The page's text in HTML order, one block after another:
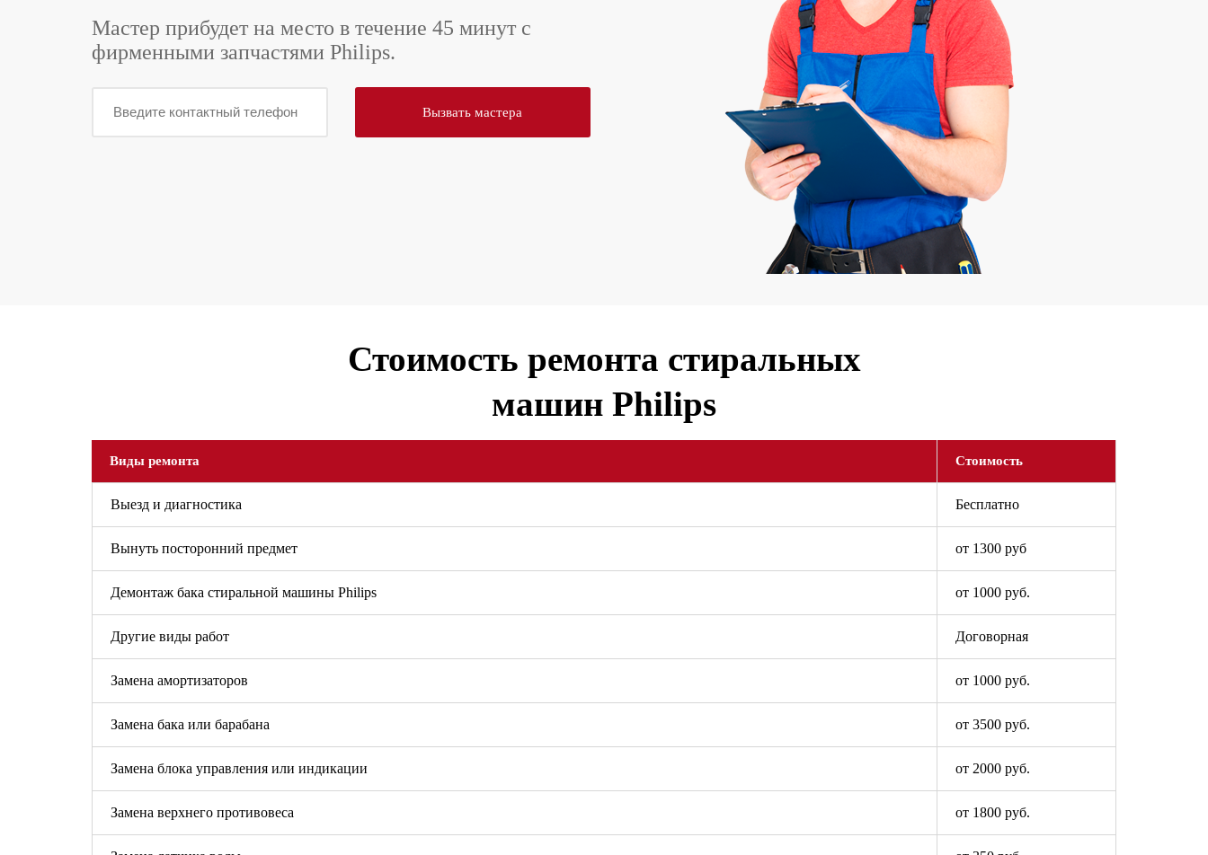
Мастер прибудет на место в течение 45 минут с
фирменными запчастями Philips.
Стоимость ремонта стиральных
машин Philips
Виды ремонта Стоимость
Выезд и диагностика Бесплатно
Вынуть посторонний предмет от 1300 руб
Демонтаж бака стиральной машины Philips от 1000 руб.
Другие виды работ Договорная
Замена амортизаторов от 1000 руб.
Замена бака или барабана от 3500 руб.
Замена блока управления или индикации от 2000 руб.
Замена верхнего противовеса от 1800 руб.